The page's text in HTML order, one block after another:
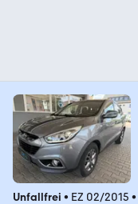
Unfallfrei • EZ 02/2015 •